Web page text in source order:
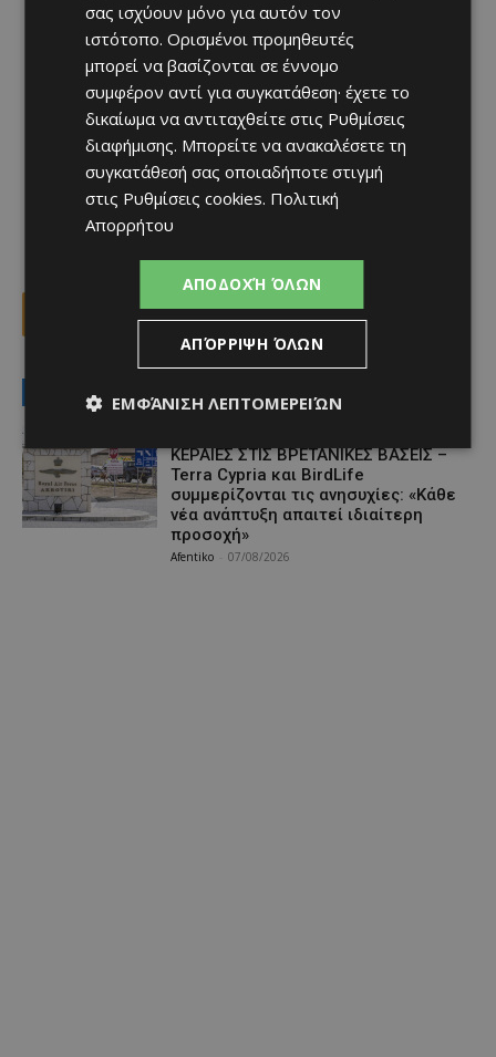
X Viber
LATEST NEWS
ΚΕΡΑΙΕΣ ΣΤΙΣ ΒΡΕΤΑΝΙΚΕΣ ΒΑΣΕΙΣ –
Terra Cypria και BirdLife
συμμερίζονται τις ανησυχίες: «Κάθε
νέα ανάπτυξη απαιτεί ιδιαίτερη
προσοχή»
Afentiko 07/08/2026
σας ισχύουν μόνο για αυτόν τον
ιστότοπο. Ορισμένοι προμηθευτές
μπορεί να βασίζονται σε έννομο
συμφέρον αντί για συγκατάθεση· έχετε το
δικαίωμα να αντιταχθείτε στις Ρυθμίσεις
διαφήμισης. Μπορείτε να ανακαλέσετε τη
συγκατάθεσή σας οποιαδήποτε στιγμή
στις Ρυθμίσεις cookies. Πολιτική
Απορρήτου
ΑΠΟΔΟΧΉ ΌΛΩΝ
ΑΠΌΡΡΙΨΗ ΌΛΩΝ
ΕΜΦΆΝΙΣΗ ΛΕΠΤΟΜΕΡΕΙΏΝ